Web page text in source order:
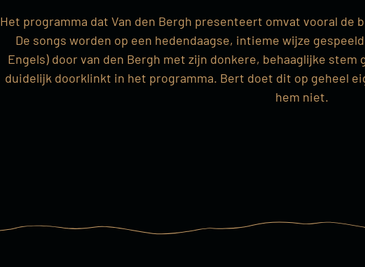
Het programma dat Van den Bergh presenteert omvat vooral de
De songs worden op een hedendaagse, intieme wijze
Engels) door van den Bergh met zijn donkere, behaaglijke stem
duidelijk doorklinkt in het programma. Bert doet dit op geheel
hem niet.